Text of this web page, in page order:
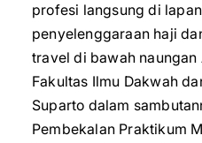
profesi langsung di
penyelenggaraan haji
travel di bawah naungan
Fakultas Ilmu Dakwah
Suparto dalam
Pembekalan Praktikum